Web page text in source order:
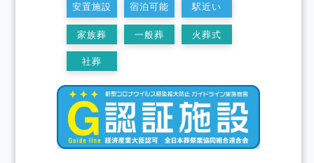
安置施設 宿泊可能 駅近い
家族葬 一般葬 火葬式
社葬